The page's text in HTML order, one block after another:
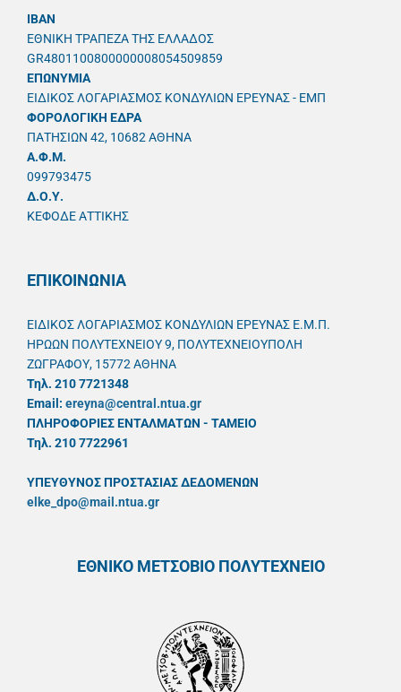
IBAN
ΕΘΝΙΚΗ ΤΡΑΠΕΖΑ ΤΗΣ ΕΛΛΑΔΟΣ
GR4801100800000008054509859
ΕΠΩΝΥΜΙΑ
ΕΙΔΙΚΟΣ ΛΟΓΑΡΙΑΣΜΟΣ ΚΟΝΔΥΛΙΩΝ ΕΡΕΥΝΑΣ - ΕΜΠ
ΦΟΡΟΛΟΓΙΚΗ ΕΔΡΑ
ΠΑΤΗΣΙΩΝ 42, 10682 ΑΘΗΝΑ
A.Φ.Μ.
099793475
Δ.Ο.Υ.
ΚΕΦΟΔΕ ΑΤΤΙΚΗΣ
ΕΠΙΚΟΙΝΩΝΙΑ
ΕΙΔΙΚΟΣ ΛΟΓΑΡΙΑΣΜΟΣ ΚΟΝΔΥΛΙΩΝ ΕΡΕΥΝΑΣ Ε.Μ.Π.
ΗΡΩΩΝ ΠΟΛΥΤΕΧΝΕΙΟΥ 9, ΠΟΛΥΤΕΧΝΕΙΟΥΠΟΛΗ
ΖΩΓΡΑΦΟΥ, 15772 ΑΘΗΝΑ
Τηλ. 210 7721348
Email: ereyna@central.ntua.gr
ΠΛΗΡΟΦΟΡΙΕΣ ΕΝΤΑΛΜΑΤΩΝ - ΤΑΜΕΙΟ
Τηλ. 210 7722961
ΥΠΕΥΘYΝΟΣ ΠΡΟΣΤΑΣΙΑΣ ΔΕΔΟΜΕΝΩΝ
elke_dpo@mail.ntua.gr
ΕΘΝΙΚΟ ΜΕΤΣΟΒΙΟ ΠΟΛΥΤΕΧΝΕΙΟ